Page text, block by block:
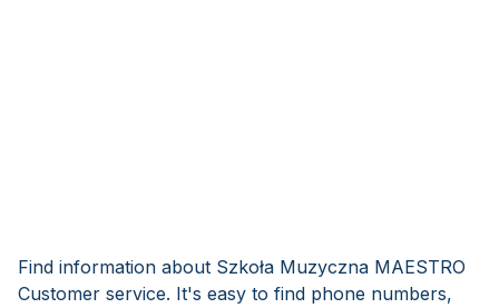
Find information about Szkoła Muzyczna MAESTRO
Customer service. It's easy to find phone numbers,